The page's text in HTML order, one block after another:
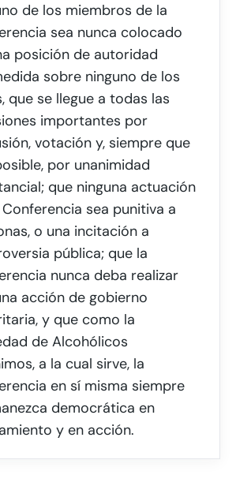
de los miembros de la
sea nunca colocado
posición de autoridad
sobre ninguno de los
que se llegue a todas las
importantes por
votación y, siempre que
por unanimidad
que ninguna actuación
sea punitiva a
o una incitación a
pública; que la
nunca deba realizar
acción de gobierno
y que como la
de Alcohólicos
a la cual sirve, la
en sí misma siempre
democrática en
y en acción.